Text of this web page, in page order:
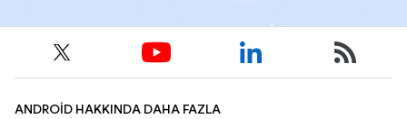
ANDROID HAKKINDA DAHA FAZLA